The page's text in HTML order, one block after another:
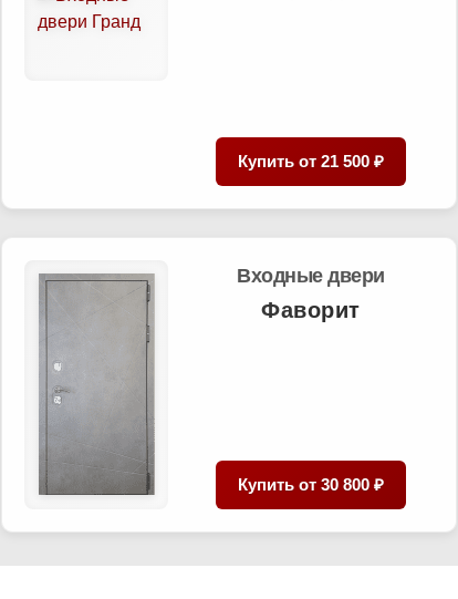
Купить от 21 500 ₽
Входные двери
Фаворит
Купить от 30 800 ₽